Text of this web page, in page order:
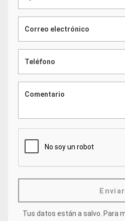
Enviar
Tus datos están a salvo.